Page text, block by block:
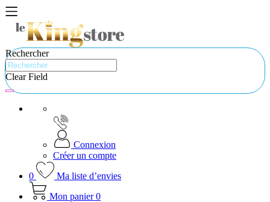
Rechercher
Clear Field
Connexion
Créer un compte
0
Ma liste d’envies
Mon panier 0